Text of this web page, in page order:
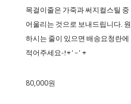
목걸이줄은 가죽과 써지컬스틸 중
어울리는 것으로 보내드립니다. 원
하시는 줄이 있으면 배송요청란에
적어주세요-!⌯ ‘ ᵕ ‘ ⌯
80,000원